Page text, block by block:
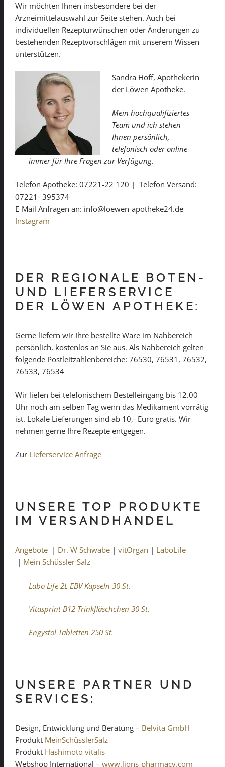
Wir möchten Ihnen insbesondere bei der
Arzneimittelauswahl zur Seite stehen. Auch bei
individuellen Rezepturwünschen oder Änderungen zu
bestehenden Rezeptvorschlägen mit unserem Wissen
unterstützen.
Sandra Hoff, Apothekerin
der Löwen Apotheke.
Mein hochqualifiziertes
Team und ich stehen
Ihnen persönlich,
telefonisch oder online
immer für Ihre Fragen zur Verfügung.
Telefon Apotheke: 07221-22 120 | Telefon Versand:
07221- 395374
E-Mail Anfragen an: info@loewen-apotheke24.de
Instagram
DER REGIONALE BOTEN-
UND LIEFERSERVICE
DER LÖWEN APOTHEKE:
Gerne liefern wir Ihre bestellte Ware im Nahbereich
persönlich, kostenlos an Sie aus. Als Nahbereich gelten
folgende Postleitzahlenbereiche: 76530, 76531, 76532,
76533, 76534
Wir liefen bei telefonischem Bestelleingang bis 12.00
Uhr noch am selben Tag wenn das Medikament vorrätig
ist. Lokale Lieferungen sind ab 10,- Euro gratis. Wir
nehmen gerne Ihre Rezepte entgegen.
Zur Lieferservice Anfrage
UNSERE TOP PRODUKTE
IM VERSANDHANDEL
Angebote | Dr. W Schwabe | vitOrgan | LaboLife
| Mein Schüssler Salz
Labo Life 2L EBV Kapseln 30 St.
Vitasprint B12 Trinkfläschchen 30 St.
Engystol Tabletten 250 St.
UNSERE PARTNER UND
SERVICES:
Design, Entwicklung und Beratung – Belvita GmbH
Produkt MeinSchüsslerSalz
Produkt Hashimoto vitalis
Webshop International – www.lions-pharmacy.com